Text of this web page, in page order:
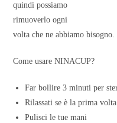
quindi possiamo
rimuoverlo ogni
volta che ne abbiamo bisogno.
Come usare NINACUP?
Far bollire 3 minuti per
Rilassati se è la prima volta.
Pulisci le tue mani